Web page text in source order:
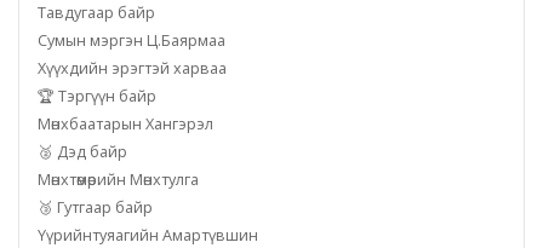
Тавдугаар байр
Сумын мэргэн Ц.Баярмаа
Хүүхдийн эрэгтэй харваа
🏆 Тэргүүн байр
Мөнхбаатарын Хангэрэл
🥈 Дэд байр
Мөнхтөмөрийн Мөнхтулга
🥉 Гутгаар байр
Үүрийнтуяагийн Амартүвшин